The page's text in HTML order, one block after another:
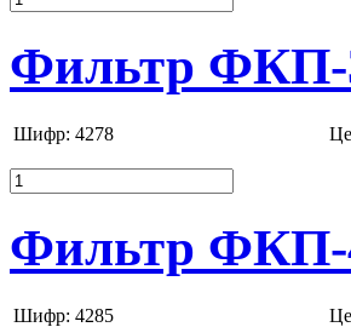
Фильтр ФКП-
Шифр: 4278
Фильтр ФКП-
Шифр: 4285